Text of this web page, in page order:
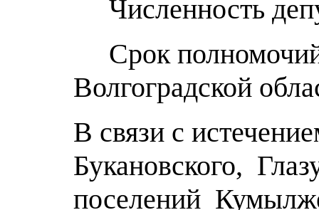
Численность
Срок полномочий
Волгоградской
В связи с
Букановского,
поселений